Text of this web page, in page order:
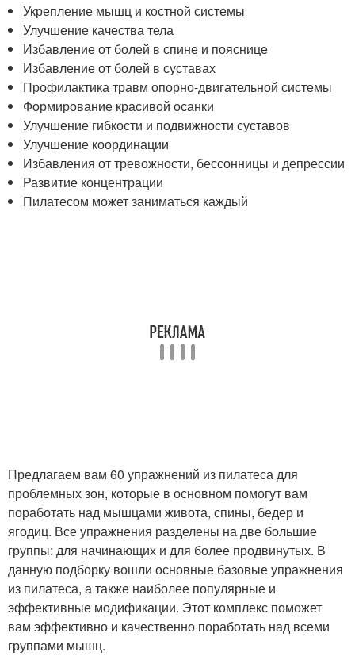
Укрепление мышц и костной системы
Улучшение качества тела
Избавление от болей в спине и пояснице
Избавление от болей в суставах
Профилактика травм опорно-двигательной системы
Формирование красивой осанки
Улучшение гибкости и подвижности суставов
Улучшение координации
Избавления от тревожности, бессонницы и депрессии
Развитие концентрации
Пилатесом может заниматься каждый
Предлагаем вам 60 упражнений из пилатеса для
проблемных зон, которые в основном помогут вам
поработать над мышцами живота, спины, бедер и
ягодиц. Все упражнения разделены на две большие
группы: для начинающих и для более продвинутых. В
данную подборку вошли основные базовые упражнения
из пилатеса, а также наиболее популярные и
эффективные модификации. Этот комплекс поможет
вам эффективно и качественно поработать над всеми
группами мышц.